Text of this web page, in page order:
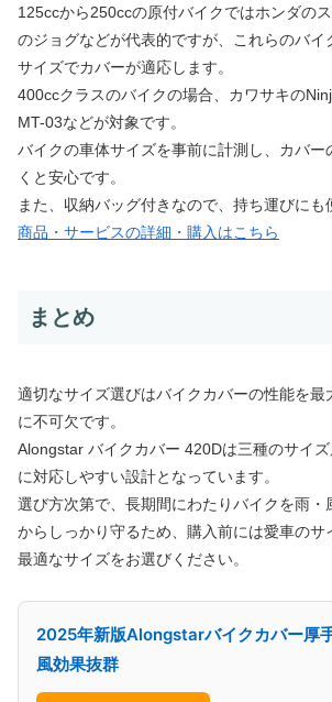
125ccから250ccの原付バイクではホンダの
のジョグなどが代表的ですが、これらのバ
サイズでカバーが適応します。
400ccクラスのバイクの場合、カワサキの
MT-03などが対象です。
バイクの車体サイズを事前に計測し、カバー
くと安心です。
また、収納バッグ付きなので、持ち運びにも
商品・サービスの詳細・購入はこちら
まとめ
適切なサイズ選びはバイクカバーの性能を最
に不可欠です。
Alongstar バイクカバー 420Dは三種のサイ
に対応しやすい設計となっています。
選び方次第で、長期間にわたりバイクを雨・
からしっかり守るため、購入前には愛車のサ
最適なサイズをお選びください。
2025年新版Alongstarバイクカバー厚
風効果抜群